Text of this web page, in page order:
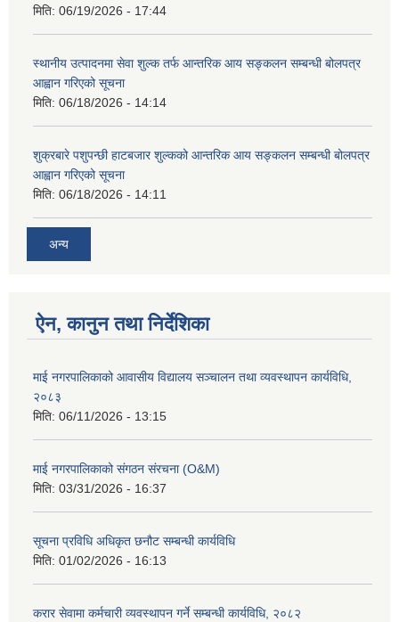
मिति: 06/19/2026 - 17:44
स्थानीय उत्पादनमा सेवा शुल्क तर्फ आन्तरिक आय सङ्कलन सम्बन्धी बोलपत्र
आह्वान गरिएको सूचना
मिति: 06/18/2026 - 14:14
शुक्रबारे पशुपन्छी हाटबजार शुल्कको आन्तरिक आय सङ्कलन सम्बन्धी बोलपत्र
आह्वान गरिएको सूचना
मिति: 06/18/2026 - 14:11
अन्य
ऐन, कानुन तथा निर्देशिका
माई नगरपालिकाको आवासीय विद्यालय सञ्चालन तथा व्यवस्थापन कार्यविधि,
२०८३
मिति: 06/11/2026 - 13:15
माई नगरपालिकाको संगठन संरचना (O&M)
मिति: 03/31/2026 - 16:37
सूचना प्रविधि अधिकृत छनौट सम्बन्धी कार्यविधि
मिति: 01/02/2026 - 16:13
करार सेवामा कर्मचारी व्यवस्थापन गर्ने सम्बन्धी कार्यविधि, २०८२